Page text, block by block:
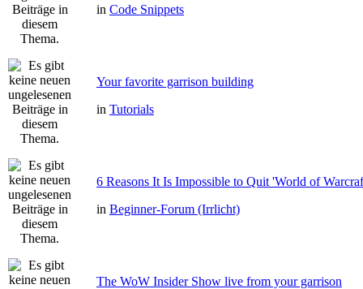
in Code Snippets
Your favorite garrison building
in Tutorials
6 Reasons It Is Impossible to Quit 'World of
in Beginner-Forum (Irrlicht)
The WoW Insider Show live from your garrison